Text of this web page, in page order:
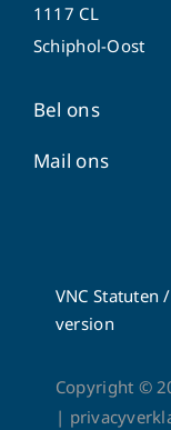
1117 CL
Schiphol-Oost
Bel ons
Mail ons
VNC Statuten /
version
Copyright ©
|